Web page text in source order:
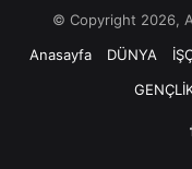
© Copyright 2026,
Anasayfa
DÜNYA